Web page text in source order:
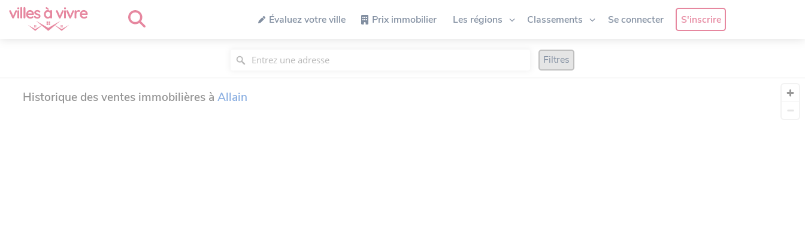
Évaluez votre ville Prix immobilier Les régions Classements Se connecter S'inscrire
Filtres
Historique des ventes immobilières à Allain